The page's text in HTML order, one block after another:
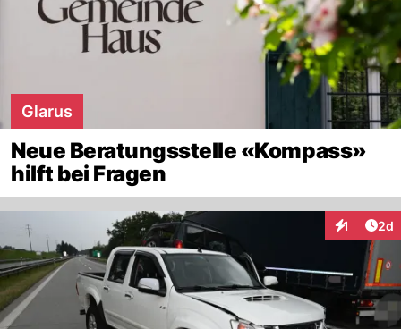
Glarus
Neue Beratungsstelle «Kompass»
hilft bei Fragen
1 2d